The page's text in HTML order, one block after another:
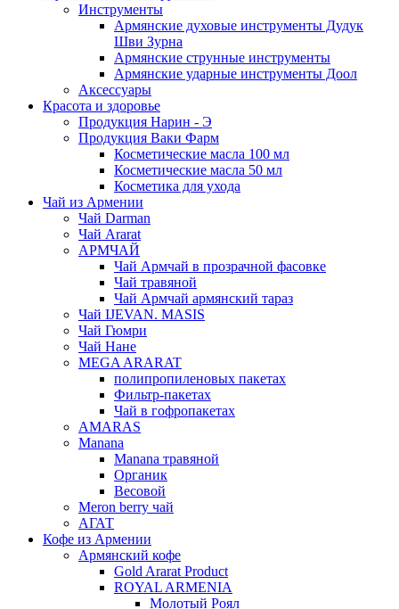
Инструменты
Армянские духовые инструменты Дудук
Шви Зурна
Армянские струнные инструменты
Армянские ударные инструменты Доол
Аксессуары
Красота и здоровье
Продукция Нарин - Э
Продукция Ваки Фарм
Косметические масла 100 мл
Косметические масла 50 мл
Косметика для ухода
Чай из Армении
Чай Darman
Чай Ararat
АРМЧАЙ
Чай Армчай в прозрачной фасовке
Чай травяной
Чай Армчай армянский тараз
Чай IJEVAN. MASIS
Чай Гюмри
Чай Нане
MEGA ARARAT
полипропиленовых пакетах
Фильтр-пакетах
Чай в гофропакетах
AMARAS
Manana
Manana травяной
Органик
Весовой
Meron berry чай
АГАТ
Кофе из Армении
Армянский кофе
Gold Ararat Product
ROYAL ARMENIA
Молотый Роял